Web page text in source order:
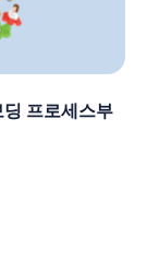
프로세스부